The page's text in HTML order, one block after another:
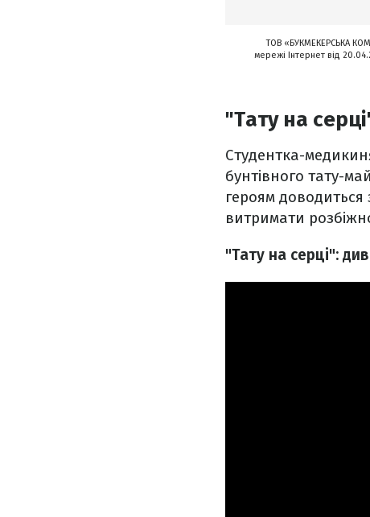
ТОВ «БУКМЕКЕРСЬКА
мережі Інтернет від
"Тату на
Студентка-
бунтівного тату-
героям
витримати
"Тату на серці":